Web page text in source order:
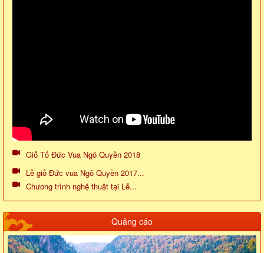
Giỗ Tổ Đức Vua Ngô Quyền 2018
Lễ giỗ Đức vua Ngô Quyền 2017...
Chương trình nghệ thuật tại Lễ...
Quảng cáo